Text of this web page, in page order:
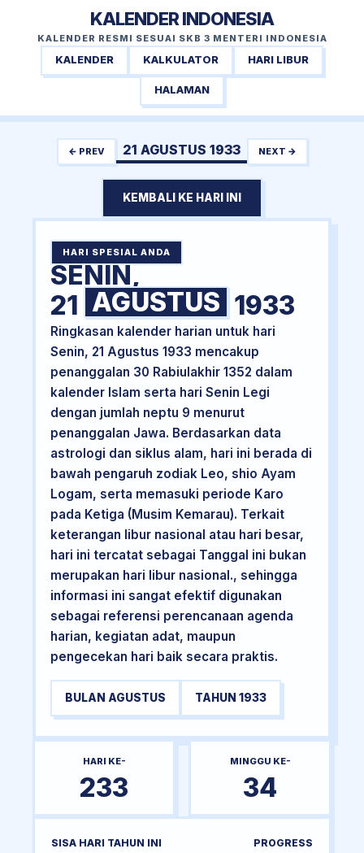
KALENDER INDONESIA
KALENDER RESMI SESUAI SKB 3 MENTERI INDONESIA
KALENDER KALKULATOR HARI LIBUR
HALAMAN
← PREV 21 AGUSTUS 1933 NEXT →
KEMBALI KE HARI INI
HARI SPESIAL ANDA
SENIN,
21 AGUSTUS 1933
Ringkasan kalender harian untuk hari
Senin, 21 Agustus 1933 mencakup
penanggalan 30 Rabiulakhir 1352 dalam
kalender Islam serta hari Senin Legi
dengan jumlah neptu 9 menurut
penanggalan Jawa. Berdasarkan data
astrologi dan siklus alam, hari ini berada di
bawah pengaruh zodiak Leo, shio Ayam
Logam, serta memasuki periode Karo
pada Ketiga (Musim Kemarau). Terkait
keterangan libur nasional atau hari besar,
hari ini tercatat sebagai Tanggal ini bukan
merupakan hari libur nasional., sehingga
informasi ini sangat efektif digunakan
sebagai referensi perencanaan agenda
harian, kegiatan adat, maupun
pengecekan hari baik secara praktis.
BULAN AGUSTUS TAHUN 1933
HARI KE-
233
MINGGU KE-
34
SISA HARI TAHUN INI PROGRESS